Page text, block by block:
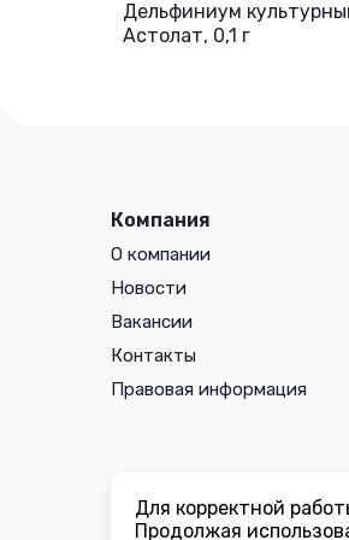
Дельфиниум
Астолат, 0,1 г
Компания
О компании
Новости
Вакансии
Контакты
Правовая информация
Вы принимаете условия
соглашениякаждый раз, когда
Для корректной
Продолжая